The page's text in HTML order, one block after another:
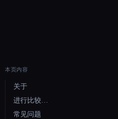
本页内容
关于
进行比较…
常见问题